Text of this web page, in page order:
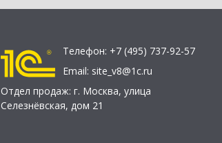
Телефон: +7 (495) 737-92-57
Email: site_v8@1c.ru
Отдел продаж: г. Москва, улица
Селезнёвская, дом 21